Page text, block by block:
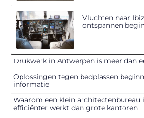
Vluchten naar
ontspannen
Drukwerk in Antwerpen is meer dan
Oplossingen tegen bedplassen
informatie
Waarom een klein architectenbureau
efficiënter werkt dan grote kantoren